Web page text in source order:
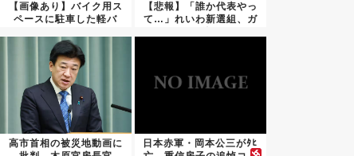
【画像あり】バイク用ス
ペースに駐車した軽バ
【悲報】「誰か代表やっ
て…」れいわ新選組、ガ
高市首相の被災地動画に
日本赤軍・岡本公三がﾀﾋ